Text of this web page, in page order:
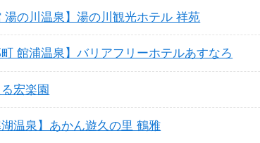
湯の川温泉】湯の川観光ホテル 祥苑
町 館浦温泉】バリアフリーホテルあすなろ
る宏楽園
温泉】あかん遊久の里 鶴雅